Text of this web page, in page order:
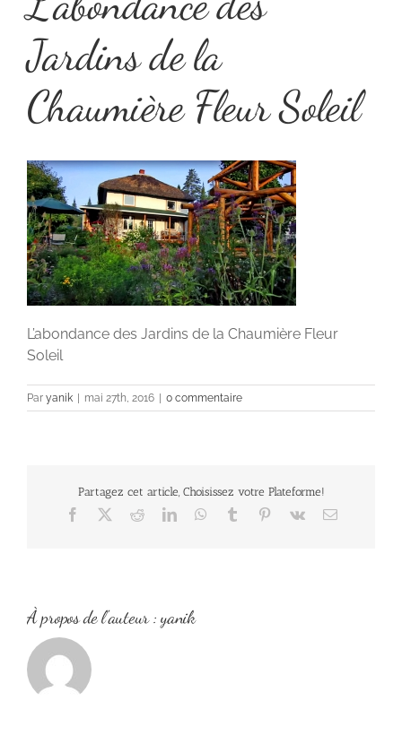
Jardins de la
Chaumière Fleur Soleil
L’abondance des Jardins de la Chaumière Fleur
Soleil
Par yanik mai 27th, 2016 0 commentaire
Partagez cet article, Choisissez votre Plateforme!
Facebook RedditLinkedInWhatsApp
Tumblr Pinterest
Vk Email
À propos de l'auteur :yanik